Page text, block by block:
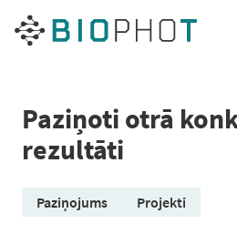
Pāriet
Paziņoti otrā
rezultāti
Paziņojums Projekti